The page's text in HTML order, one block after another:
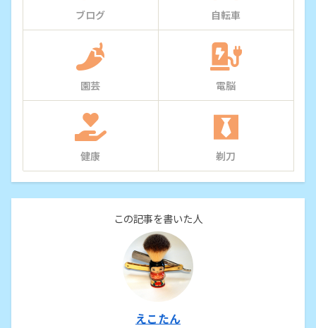
ブログ 自転車
園芸 電脳
健康 剃刀
この記事を書いた人
えこたん